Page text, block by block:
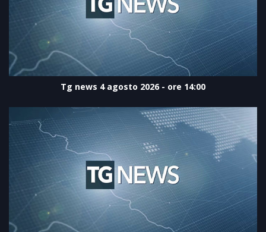
Tg news 4 agosto 2026 - ore 14:00